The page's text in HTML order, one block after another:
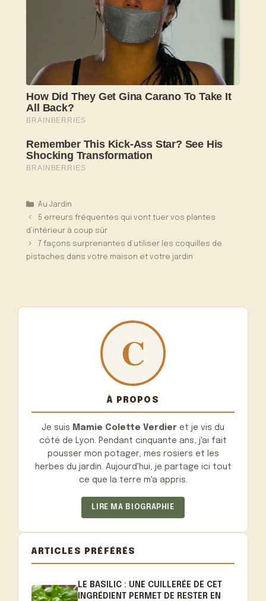
Catégories
Au Jardin
5 erreurs fréquentes qui vont tuer vos plantes
d’intérieur à coup sûr
7 façons surprenantes d’utiliser les coquilles de
pistaches dans votre maison et votre jardin
À PROPOS
Je suis Mamie Colette Verdier et je vis du
côté de Lyon. Pendant cinquante ans, j'ai fait
pousser mon potager, mes rosiers et les
herbes du jardin. Aujourd'hui, je partage ici tout
ce que la terre m'a appris.
LIRE MA BIOGRAPHIE
ARTICLES PRÉFÉRÉS
LE BASILIC : UNE CUILLERÉE DE CET
INGRÉDIENT PERMET DE RESTER EN